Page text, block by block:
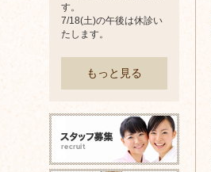
す。
7/18(土)の午後は休診い
たします。
もっと見る